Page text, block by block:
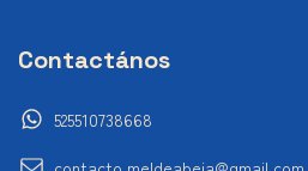
Contactános
525510738668